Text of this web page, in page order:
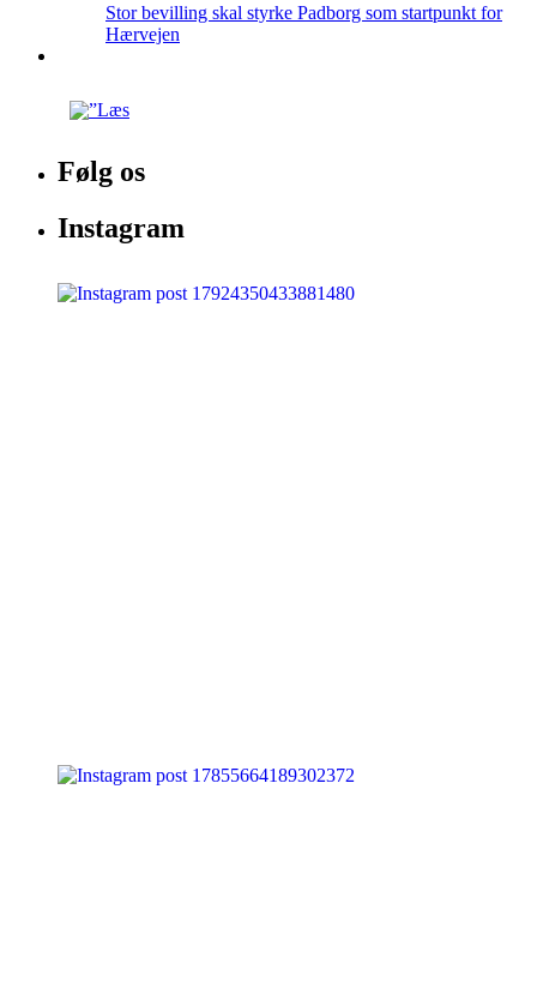
Stor bevilling skal styrke Padborg som startpunkt for
Hærvejen
Følg os
Instagram